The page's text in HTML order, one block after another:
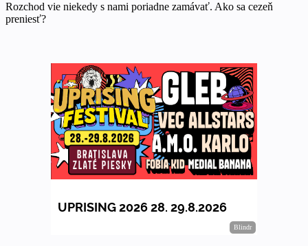
Rozchod vie niekedy s nami poriadne zamávať. Ako sa cezeň
preniesť?